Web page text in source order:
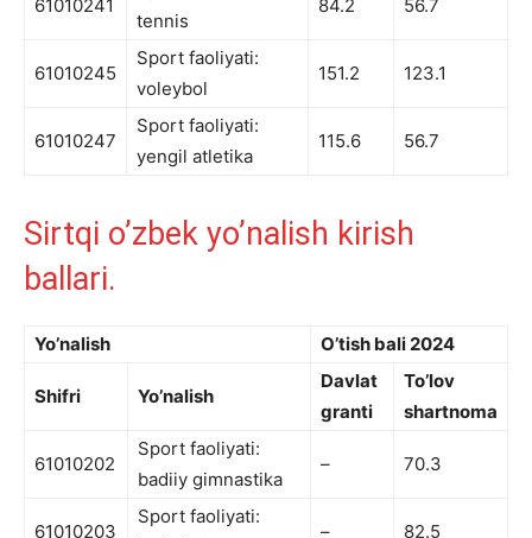
61010241
tennis
84.2 56.7
61010245
Sport faoliyati:
voleybol
151.2 123.1
61010247
Sport faoliyati:
yengil atletika
115.6 56.7
Sirtqi o’zbek yo’nalish kirish
ballari.
Yo’nalish O’tish bali 2024
Shifri Yo’nalish
Davlat
granti
To’lov
shartnoma
61010202
Sport faoliyati:
badiiy gimnastika
– 70.3
61010203
Sport faoliyati:
– 82.5